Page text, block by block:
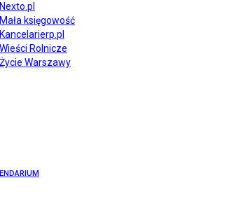
Nexto.pl
Mała księgowość
Kancelarierp.pl
Wieści Rolnicze
Życie Warszawy